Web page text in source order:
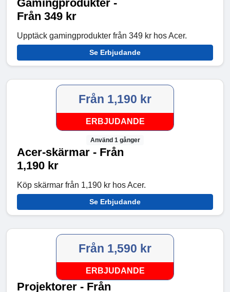
Gamingprodukter -
Från 349 kr
Upptäck gamingprodukter från 349 kr hos Acer.
Se Erbjudande
Från 1,190 kr
ERBJUDANDE
Använd 1 gånger
Acer-skärmar - Från
1,190 kr
Köp skärmar från 1,190 kr hos Acer.
Se Erbjudande
Från 1,590 kr
ERBJUDANDE
Projektorer - Från